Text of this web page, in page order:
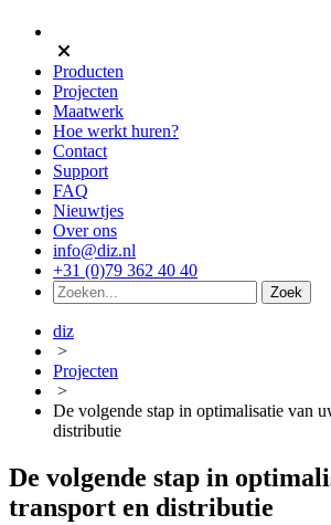
Producten
Projecten
Maatwerk
Hoe werkt huren?
Contact
Support
FAQ
Nieuwtjes
Over ons
info@diz.nl
+31 (0)79 362 40 40
diz
>
Projecten
>
De volgende stap in optimalisatie van
distributie
De volgende stap in
transport en distributie